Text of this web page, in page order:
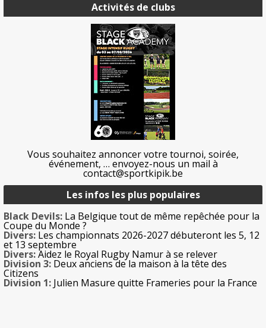
Activités de clubs
Vous souhaitez annoncer votre tournoi, soirée,
événement, … envoyez-nous un mail à
contact@sportkipik.be
Les infos les plus populaires
Black Devils: La Belgique tout de même repêchée pour la
Coupe du Monde ?
Divers: Les championnats 2026-2027 débuteront les 5, 12
et 13 septembre
Divers:Aidez le Royal Rugby Namur à se relever
Division 3: Deux anciens de la maison à la tête des
Citizens
Division 1: Julien Masure quitte Frameries pour la France